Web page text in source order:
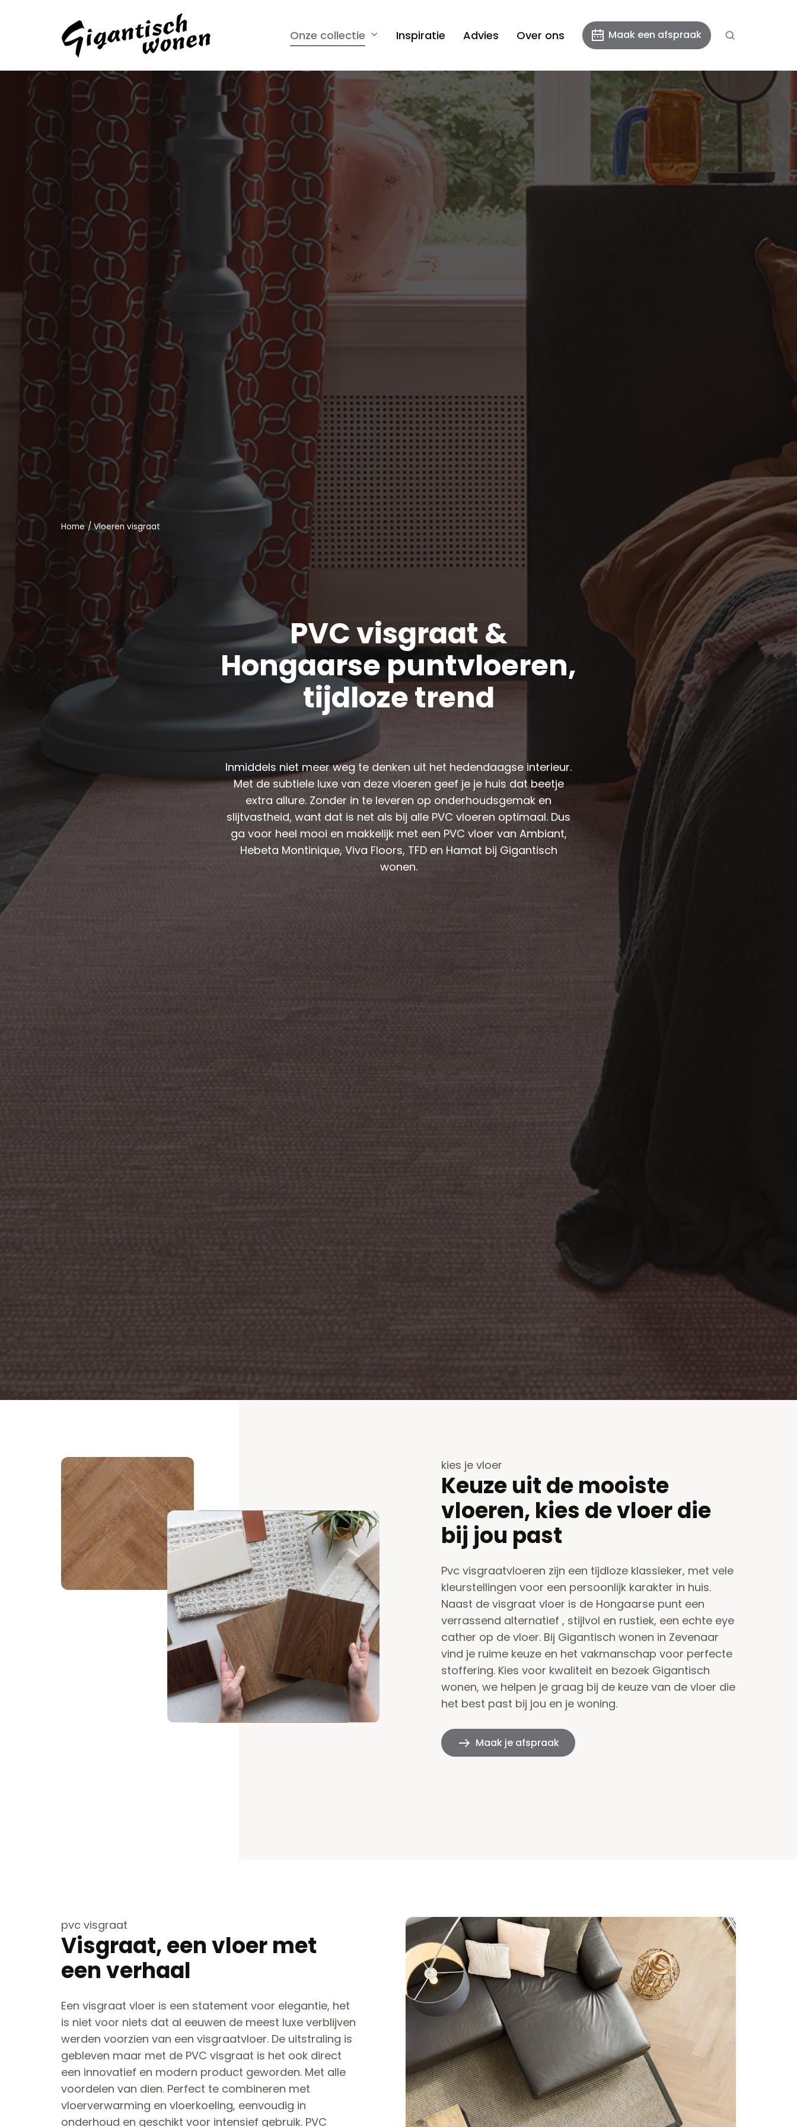
Onze collectie Inspiratie Advies Over ons Maak een afspraak
Home / Vloeren visgraat
PVC visgraat &
Hongaarse puntvloeren,
tijdloze trend
Inmiddels niet meer weg te denken uit het hedendaagse interieur.
Met de subtiele luxe van deze vloeren geef je je huis dat beetje
extra allure. Zonder in te leveren op onderhoudsgemak en
slijtvastheid, want dat is net als bij alle PVC vloeren optimaal. Dus
ga voor heel mooi en makkelijk met een PVC vloer van Ambiant,
Hebeta Montinique, Viva Floors, TFD en Hamat bij Gigantisch
wonen.
kies je vloer
Keuze uit de mooiste
vloeren, kies de vloer die
bij jou past
Pvc visgraatvloeren zijn een tijdloze klassieker, met vele
kleurstellingen voor een persoonlijk karakter in huis.
Naast de visgraat vloer is de Hongaarse punt een
verrassend alternatief , stijlvol en rustiek, een echte eye
cather op de vloer. Bij Gigantisch wonen in Zevenaar
vind je ruime keuze en het vakmanschap voor perfecte
stoffering. Kies voor kwaliteit en bezoek Gigantisch
wonen, we helpen je graag bij de keuze van de vloer die
het best past bij jou en je woning.
Maak je afspraak
pvc visgraat
Visgraat, een vloer met
een verhaal
Een visgraat vloer is een statement voor elegantie, het
is niet voor niets dat al eeuwen de meest luxe verblijven
werden voorzien van een visgraatvloer. De uitstraling is
gebleven maar met de PVC visgraat is het ook direct
een innovatief en modern product geworden. Met alle
voordelen van dien. Perfect te combineren met
vloerverwarming en vloerkoeling, eenvoudig in
onderhoud en geschikt voor intensief gebruik. PVC